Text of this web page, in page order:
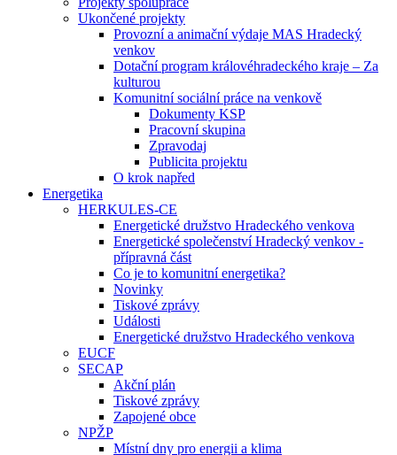
Ukončené projekty
Provozní a animační výdaje MAS Hradecký
venkov
Dotační program královéhradeckého kraje – Za
kulturou
Komunitní sociální práce na venkově
Dokumenty KSP
Pracovní skupina
Zpravodaj
Publicita projektu
O krok napřed
Energetika
HERKULES-CE
Energetické družstvo Hradeckého venkova
Energetické společenství Hradecký venkov -
přípravná část
Co je to komunitní energetika?
Novinky
Tiskové zprávy
Události
Energetické družstvo Hradeckého venkova
EUCF
SECAP
Akční plán
Tiskové zprávy
Zapojené obce
NPŽP
Místní dny pro energii a klima